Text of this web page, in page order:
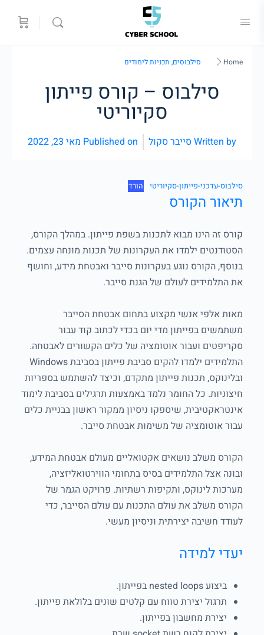
Home סילבוסים, תכניות לימודים
סילבוס – קורס פייתון
סקיוריטי
Written byסייבר סקול Published on מאי 23, 2022
סילבוס-עדכני-פייתון-סקיוריטי הורד
תיאור הקורס
קורס זה הינו מבוא לתכנות בשפת פייתון. במהלך הקורס,
הסטודנטים ילמדו את העקרונות של תכנות מונחה עצמים.
בנוסף, הקורס נוגע בעקרונות סייבר ואבטחת מידע, וחושף
את התלמידים לעולם של הגנת סייבר.
מאות אלפי אנשי מקצוע בתחום אבטחת הסייבר
משתמשים בפייתון מדי יום בכדי לכתוב קוד עבור
סקריפטים ועבור אוטומציה של כלים הקשורים לאבטחה.
התלמידים ילמדו להקים סביבת פייתון בסביבת Windows
ובלינוקס, תכנות פייתון מתקדם, וכיצד להשתמש בספריות
חיצוניות. כל החומר נלמד באמצעות תרגילים בסביבת לימוד
אינטראקטיבית, שיספקו ניסיון ממקור ראשון בבניית כלים
עבור אוטומציה של משימות אבטחת סייבר.
הקורס משלב נושאים אקטואליים מעולם אבטחת המידע,
ובונה אצל התלמידים בסיס בתחומי הווירטואליזציה,
מערכות לינוקס, ותקיפות רשתיות. פרויקט הגמר של
הקורס משלב את עולם התכנות עם עולם הסייבר, כדי
לעודד חשיבה יצירתית וניסיון מעשי.
יעדי למידה
ביצוע nested loops בפייתון.
תרגול יצירת טווח עם קלטים שונים בלולאת פייתון.
יצירת מחשבון בפייתון.